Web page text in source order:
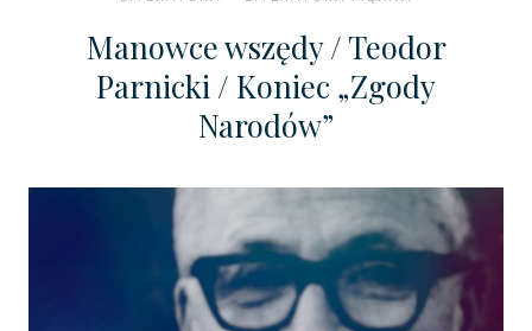
Manowce wszędy / Teodor
Parnicki / Koniec „Zgody
Narodów”